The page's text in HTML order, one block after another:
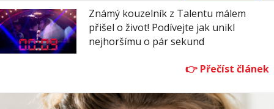
Známý kouzelník z Talentu málem
přišel o život! Podívejte jak unikl
nejhoršímu o pár sekund